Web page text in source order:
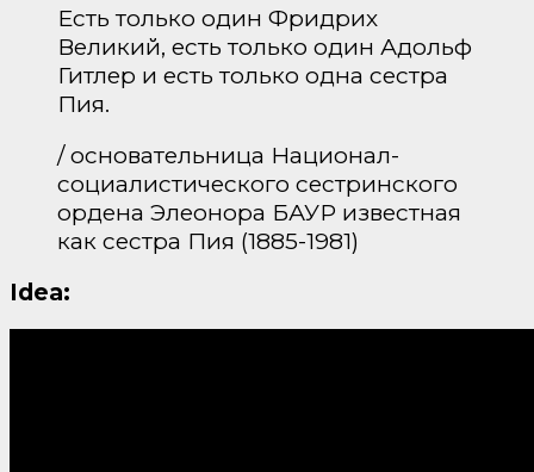
Есть только один Фридрих
Великий, есть только один Адольф
Гитлер и есть только одна сестра
Пия.
/ основательница Национал-
социалистического сестринского
ордена Элеонора БАУР известная
как сестра Пия (1885-1981)
Idea: